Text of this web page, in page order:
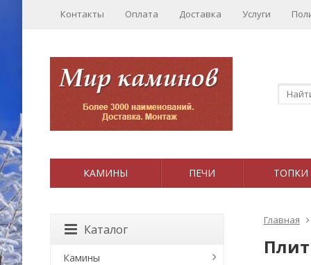
Контакты Оплата Доставка Услуги
КАМИНЫ ПЕЧИ ТОПКИ
Главная
Каталог
Камины